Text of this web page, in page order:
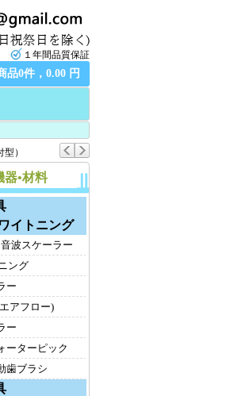
１年間品質保証
品0件，0.00 円
）
器•材料
イトニング
波スケーラー
ング
ー
アフロー)
ー
ーターピック
歯ブラシ